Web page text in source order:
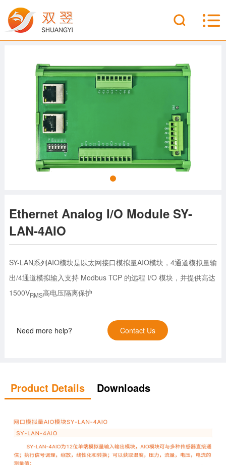
Ethernet Analog I/O Module SY-
LAN-4AIO
SY-LAN系列AIO模块是以太网接口模拟量AIO模块，4通道模拟量输
出/4通道模拟输入支持 Modbus TCP 的远程 I/O 模块，并提供高达
1500VRMS高电压隔离保护
Need more help? Contact Us
Product Details Downloads